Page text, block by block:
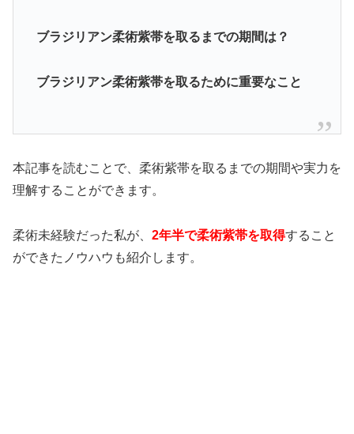
ブラジリアン柔術紫帯を取るまでの期間は？
ブラジリアン柔術紫帯を取るために重要なこと
本記事を読むことで、柔術紫帯を取るまでの期間や実力を
理解することができます。
柔術未経験だった私が、 2年半で柔術紫帯を取得すること
ができたノウハウも紹介します。